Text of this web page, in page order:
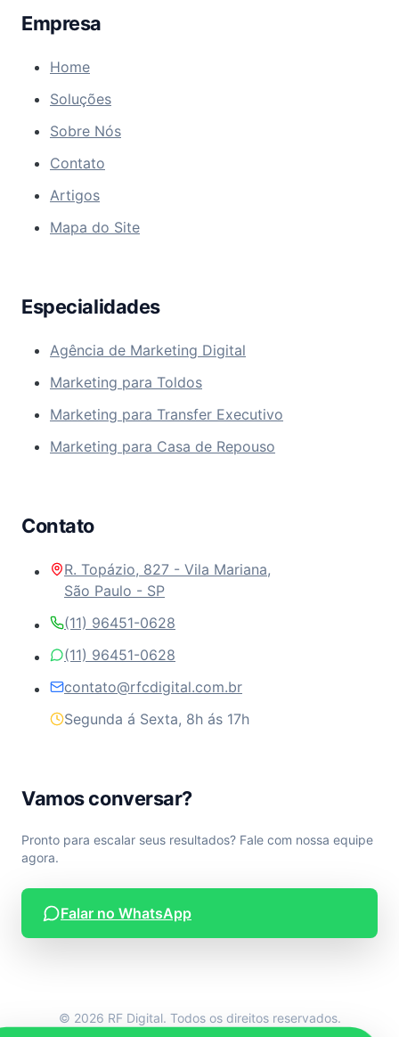
Empresa
Home
Soluções
Sobre Nós
Contato
Artigos
Mapa do Site
Especialidades
Agência de Marketing Digital
Marketing para Toldos
Marketing para Transfer Executivo
Marketing para Casa de Repouso
Contato
R. Topázio, 827 - Vila Mariana,
São Paulo - SP
(11) 96451-0628
(11) 96451-0628
contato@rfcdigital.com.br
Segunda á Sexta, 8h ás 17h
Vamos conversar?
Pronto para escalar seus resultados? Fale com nossa equipe
agora.
Falar no WhatsApp
© 2026 RF Digital. Todos os direitos reservados.